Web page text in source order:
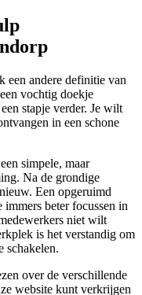
een andere definitie van
vochtig doekje
stapje verder. Je wilt
in een schone
simpele, maar
Na de grondige
Een opgeruimd
beter focussen in
niet wilt
is het verstandig om
schakelen.
over de verschillende
website kunt verkrijgen